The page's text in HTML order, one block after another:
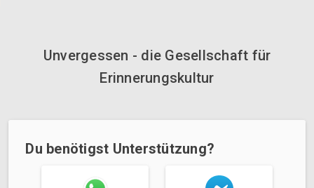
Unvergessen - die Gesellschaft für
Erinnerungskultur
Du benötigst Unterstützung?